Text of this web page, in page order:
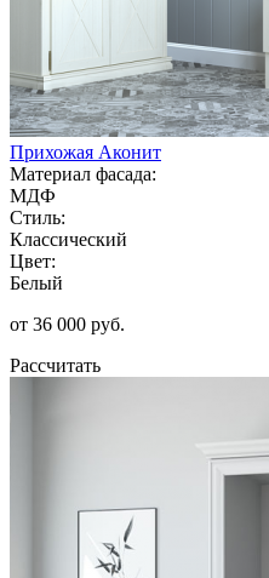
Прихожая Аконит
Материал фасада:
МДФ
Стиль:
Классический
Цвет:
Белый
от 36 000 руб.
Рассчитать